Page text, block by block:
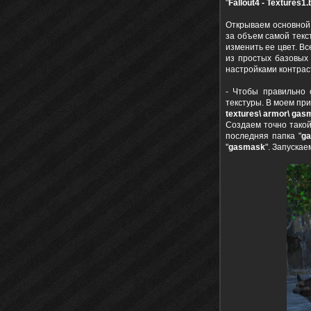
"Fallout4 -
Открываем
за объем самой
изменить ее цвет.
из простых базовых
настройками
- Чтобы правильно
текстуры. В моем
textures\ armor\
Создаем точно
последняя папка "
"gasmask".